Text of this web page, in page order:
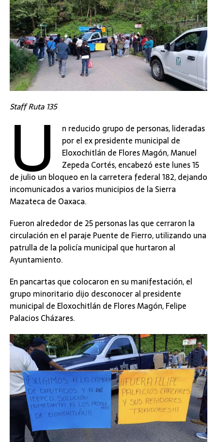
Staff Ruta 135
U n reducido grupo de personas, lideradas
por el ex presidente municipal de
Eloxochitlán de Flores Magón, Manuel
Zepeda Cortés, encabezó este lunes 15
de julio un bloqueo en la carretera federal 182, dejando
incomunicados a varios municipios de la Sierra
Mazateca de Oaxaca.
Fueron alrededor de 25 personas las que cerraron la
circulación en el paraje Puente de Fierro, utilizando una
patrulla de la policía municipal que hurtaron al
Ayuntamiento.
En pancartas que colocaron en su manifestación, el
grupo minoritario dijo desconocer al presidente
municipal de Eloxochitlán de Flores Magón, Felipe
Palacios Cházares.